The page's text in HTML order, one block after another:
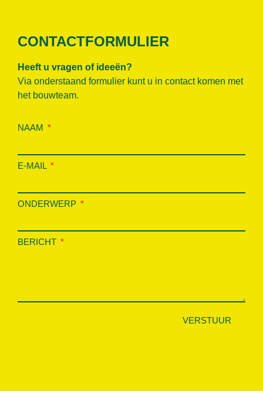
CONTACTFORMULIER
Heeft u vragen of ideeën?
Via onderstaand formulier kunt u in contact komen met
het bouwteam.
NAAM
E-MAIL
ONDERWERP
BERICHT
VERSTUUR